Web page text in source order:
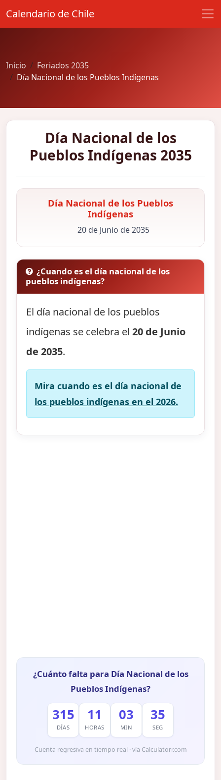
Calendario de Chile
Inicio
Feriados 2035
Día Nacional de los Pueblos Indígenas
Día Nacional de los
Pueblos Indígenas 2035
Día Nacional de los Pueblos
Indígenas
20 de Junio de 2035
¿Cuando es el día nacional de los
pueblos indígenas?
El día nacional de los pueblos
indígenas se celebra el20 de Junio
de 2035.
Mira cuando es el día nacional de
los pueblos indígenas en el 2026.
¿Cuánto falta para Día Nacional de los
Pueblos Indígenas?
315
DÍAS
11
HORAS
03
MIN
34
SEG
Cuenta regresiva en tiempo real · vía Calculatorr.com